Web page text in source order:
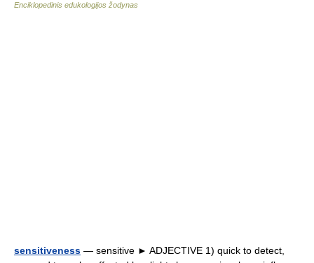
Enciklopedinis edukologijos žodynas
sensitiveness — sensitive ► ADJECTIVE 1) quick to detect,